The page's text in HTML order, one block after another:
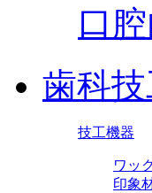
口
歯科技
技工機器
ワッ
印象